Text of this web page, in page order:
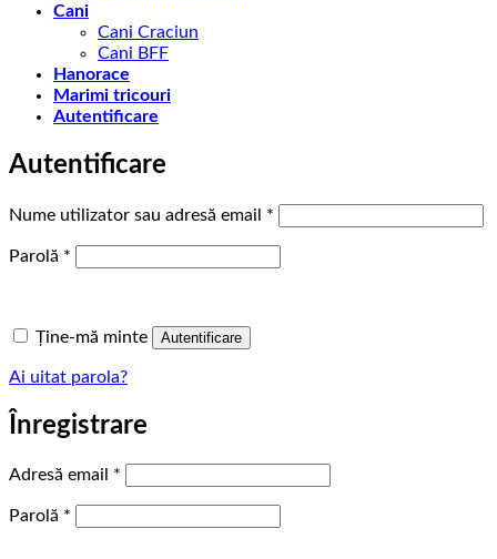
Cani
Cani Craciun
Cani BFF
Hanorace
Marimi tricouri
Autentificare
Autentificare
Nume utilizator sau adresă email *
Parolă *
Ține-mă minte Autentificare
Ai uitat parola?
Înregistrare
Adresă email *
Parolă *